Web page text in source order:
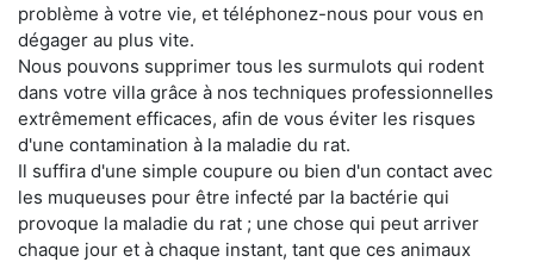
problème à votre vie, et téléphonez-nous pour vous en
dégager au plus vite.
Nous pouvons supprimer tous les surmulots qui rodent
dans votre villa grâce à nos techniques professionnelles
extrêmement efficaces, afin de vous éviter les risques
d'une contamination à la maladie du rat.
Il suffira d'une simple coupure ou bien d'un contact avec
les muqueuses pour être infecté par la bactérie qui
provoque la maladie du rat ; une chose qui peut arriver
chaque jour et à chaque instant, tant que ces animaux